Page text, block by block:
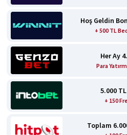
Hoş Geldin
+ 500 TL
Her Ay
Para
5.000
+ 150
Toplam